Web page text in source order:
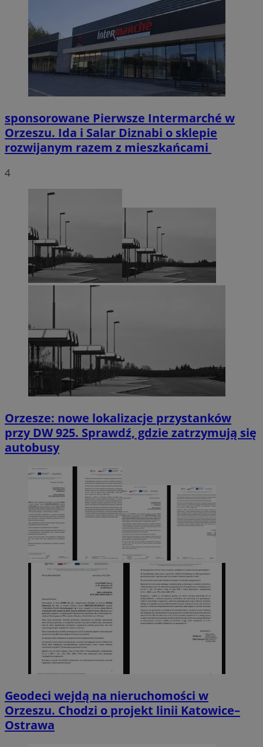
sponsorowane Pierwsze Intermarché w
Orzeszu. Ida i Salar Diznabi o sklepie
rozwijanym razem z mieszkańcami
4
Orzesze: nowe lokalizacje przystanków
przy DW 925. Sprawdź, gdzie zatrzymują się
autobusy
Geodeci wejdą na nieruchomości w
Orzeszu. Chodzi o projekt linii Katowice–
Ostrawa